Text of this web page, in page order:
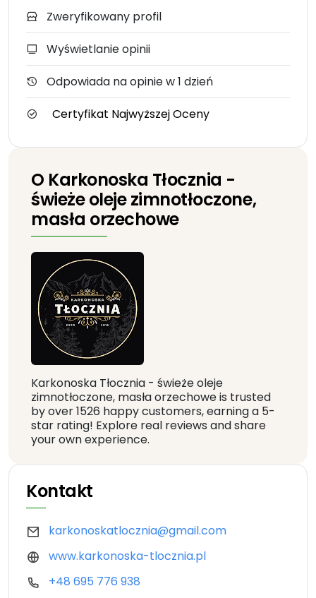
Zweryfikowany profil
Wyświetlanie opinii
Odpowiada na opinie w 1 dzień
Certyfikat Najwyższej Oceny
O Karkonoska Tłocznia -
świeże oleje zimnotłoczone,
masła orzechowe
Karkonoska Tłocznia - świeże oleje
zimnotłoczone, masła orzechowe is trusted
by over 1526 happy customers, earning a 5-
star rating! Explore real reviews and share
your own experience.
Kontakt
karkonoskatlocznia@gmail.com
www.karkonoska-tlocznia.pl
+48 695 776 938